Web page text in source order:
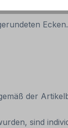
der
sind